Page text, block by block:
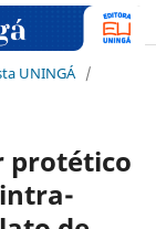
UNINGÁ /
protético